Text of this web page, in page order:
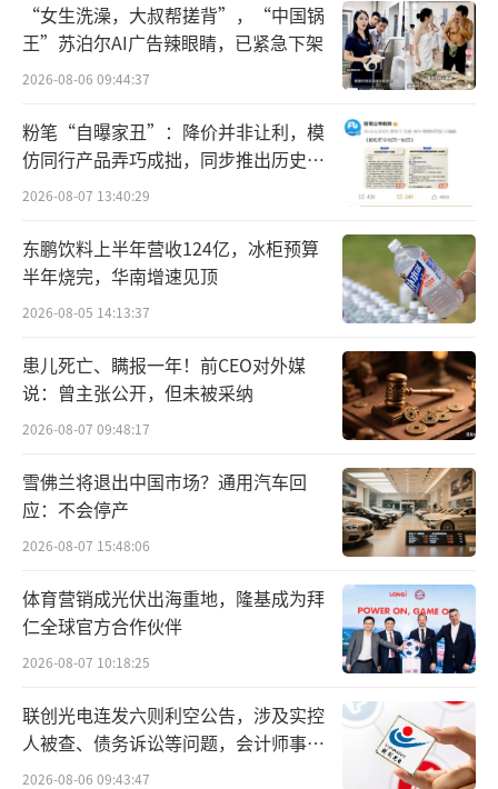
作为2025年第12届世界运动会官方供应商
及“双宝展”冠名单位，五粮液通过“生态保
护、传统工艺、体育精神”三大价值维度，向
全球传递“和合共生美美与共”的东方智慧。
展”用七大板块构建明暗交织的立体叙事网
络，以横断山脉为视觉明线，“和美哲学”为
文化暗线，从不同维度讲述中国故事：以立体
书法卷轴造型呈现《双国宝赋》《五粮液大
赋》；以图文、时间轴形式展示大熊猫和金丝
猴知识；以世界地图、大事件形式展示双宝和
五粮液“和美全球行”足迹；以熊猫、竹子、
三江源为背景结合五粮液元明八大古酒坊微缩
模型，展现“酿酒生态圈”与生物多样性、自
然保护的关联。展览中，大熊猫邮集、“双
宝”摄影作品、大师联名艺术作品、“双
宝”文献史料、五粮液熊猫文化酒产品、“双
“女生洗澡，大叔帮搓背”，“中国锅
王”苏泊尔AI广告辣眼睛，已紧急下架
2026-08-06 09:44:37
粉笔“自曝家丑”：降价并非让利，模
仿同行产品弄巧成拙，同步推出历史学
员退费方案
2026-08-07 13:40:29
东鹏饮料上半年营收124亿，冰柜预算
半年烧完，华南增速见顶
2026-08-05 14:13:37
患儿死亡、瞒报一年！前CEO对外媒
说：曾主张公开，但未被采纳
2026-08-07 09:48:17
雪佛兰将退出中国市场？通用汽车回
应：不会停产
2026-08-07 15:48:06
体育营销成光伏出海重地，隆基成为拜
仁全球官方合作伙伴
2026-08-07 10:18:25
联创光电连发六则利空公告，涉及实控
人被查、债务诉讼等问题，会计师事务
所曾出具“保留意见”
2026-08-06 09:43:47